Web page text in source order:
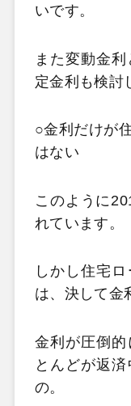
いです。
また変動金
定金利も検討
○金利だけが
はない
このように
れています。
しかし住宅
は、決して金
金利が圧倒
とんどが返
の。